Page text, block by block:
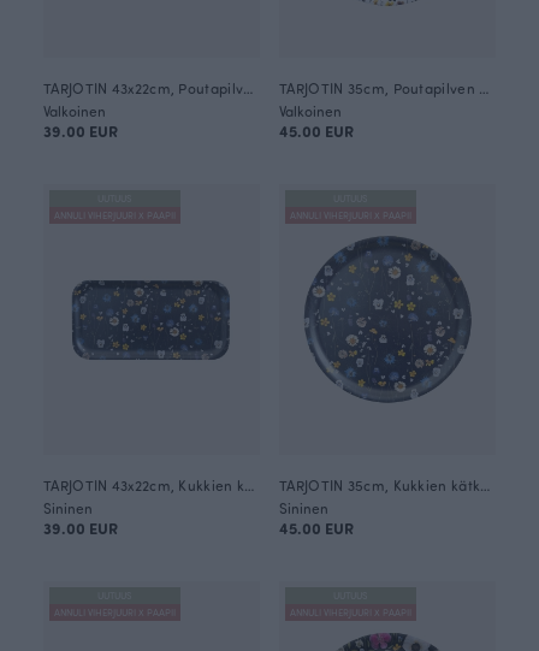
Valkoinen
39.00 EUR
Valkoinen
45.00 EUR
ANNULI VIHERJUURI X PAAPII
Sininen
39.00 EUR
ANNULI VIHERJUURI X PAAPII
Sininen
45.00 EUR
ANNULI VIHERJUURI X PAAPII
ANNULI VIHERJUURI X PAAPII